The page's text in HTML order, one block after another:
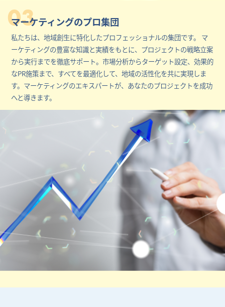
03
マーケティングのプロ集団
私たちは、地域創生に特化したプロフェッショナルの集団です。 マ
ーケティングの豊富な知識と実績をもとに、プロジェクトの戦略立案
から実行までを徹底サポート。市場分析からターゲット設定、効果的
なPR施策まで、すべてを最適化して、地域の活性化を共に実現しま
す。マーケティングのエキスパートが、あなたのプロジェクトを成功
へと導きます。